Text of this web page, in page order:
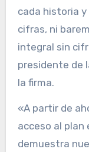
cada historia
cifras, ni
integral sin
presidente de
la firma.
«A partir de
acceso al plan
demuestra